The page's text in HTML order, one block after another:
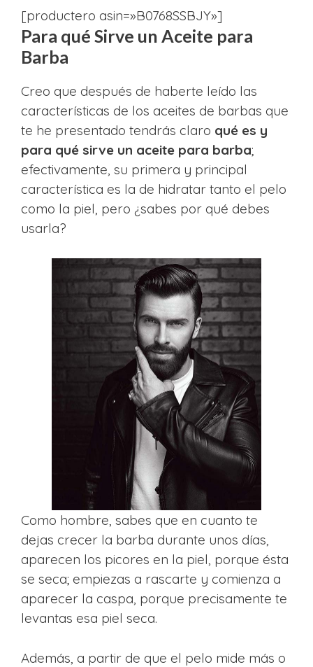
[productero asin=»B0768SSBJY»]
Para qué Sirve un Aceite para
Barba
Creo que después de haberte leído las
características de los aceites de barbas que
te he presentado tendrás claro qué es y
para qué sirve un aceite para barba;
efectivamente, su primera y principal
característica es la de hidratar tanto el pelo
como la piel, pero ¿sabes por qué debes
usarla?
Como hombre, sabes que en cuanto te
dejas crecer la barba durante unos días,
aparecen los picores en la piel, porque ésta
se seca; empiezas a rascarte y comienza a
aparecer la caspa, porque precisamente te
levantas esa piel seca.
Además, a partir de que el pelo mide más o